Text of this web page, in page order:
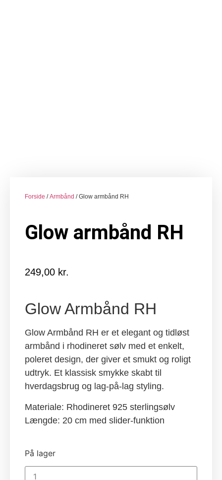
Forside /Armbånd / Glow armbånd RH
Glow armbånd RH
249,00 kr.
Glow Armbånd RH
Glow Armbånd RH er et elegant og tidløst
armbånd i rhodineret sølv med et enkelt,
poleret design, der giver et smukt og roligt
udtryk. Et klassisk smykke skabt til
hverdagsbrug og lag-på-lag styling.
Materiale: Rhodineret 925 sterlingsølv
Længde: 20 cm med slider-funktion
På lager
Glow
armbånd